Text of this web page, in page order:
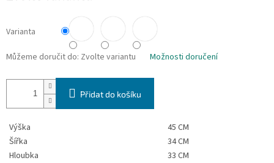
Varianta
Můžeme doručit do: Zvolte variantu Možnosti doručení
Přidat do košíku
Výška
45 CM
Šířka
34 CM
Hloubka
33 CM